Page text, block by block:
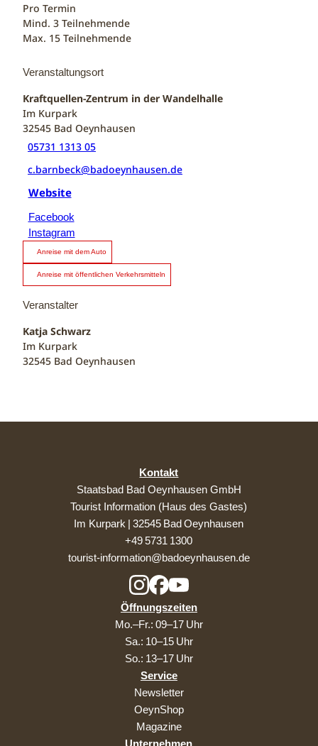
Pro Termin
Mind. 3 Teilnehmende
Max. 15 Teilnehmende
Veranstaltungsort
Kraftquellen-Zentrum in der Wandelhalle
Im Kurpark
32545 Bad Oeynhausen
05731 1313 05
c.barnbeck@badoeynhausen.de
Website
Facebook
Instagram
Anreise mit dem Auto
Anreise mit öffentlichen Verkehrsmitteln
Veranstalter
Katja Schwarz
Im Kurpark
32545 Bad Oeynhausen
Kontakt
Staatsbad Bad Oeynhausen GmbH
Tourist Information (Haus des Gastes)
Im Kurpark | 32545 Bad Oeynhausen
+49 5731 1300
tourist-information@badoeynhausen.de
Öffnungszeiten
Mo.–Fr.: 09–17 Uhr
Sa.: 10–15 Uhr
So.: 13–17 Uhr
Service
Newsletter
OeynShop
Magazine
Unternehmen